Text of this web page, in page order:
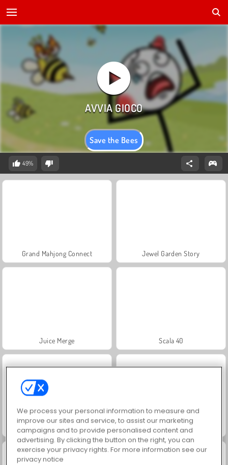
Save the Bees
49%
Grand Mahjong Connect Jewel Garden Story
Juice Merge Scala 40
Solitaire Social Trollface Quest: USA 2
We process your personal information to measure and
improve our sites and service, to assist our marketing
campaigns and to provide personalised content and
advertising. By clicking the button on the right, you can
exercise your privacy rights. For more information see our
privacy notice